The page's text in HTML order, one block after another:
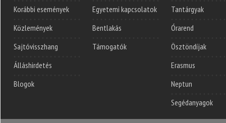
Korábbi események
Közlemények
Sajtóvisszhang
Álláshirdetés
Blogok
Egyetemi kapcsolatok
Bentlakás
Támogatók
Tantárgyak
Órarend
Ösztöndíjak
Erasmus
Neptun
Segédanyagok